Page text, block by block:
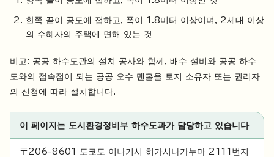
한쪽 끝이 공도에 접하고, 폭이 1.8미터 이상이며, 2세대 이상
의 수혜자의 주택에 면해 있는 것
비고: 공공 하수도관의 설치 공사와 함께, 배수 설비와 공공 하수
도와의 접속점이 되는 공공 오수 맨홀을 토지 소유자 또는 권리자
의 신청에 따라 설치합니다.
이 페이지는 도시환경정비부 하수도과가 담당하고 있습니다
〒206-8601 도쿄도 이나기시 히가시나가누마 2111번지